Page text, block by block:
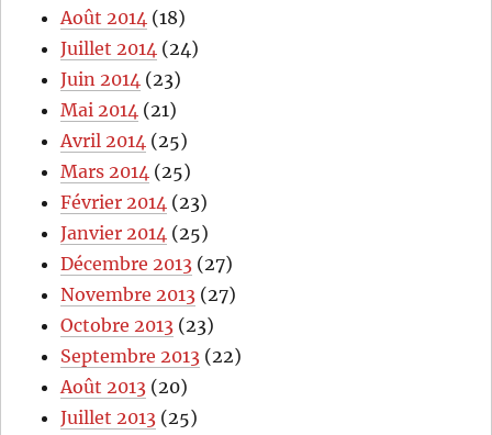
Août 2014 (18)
Juillet 2014 (24)
Juin 2014 (23)
Mai 2014 (21)
Avril 2014 (25)
Mars 2014 (25)
Février 2014 (23)
Janvier 2014 (25)
Décembre 2013 (27)
Novembre 2013 (27)
Octobre 2013 (23)
Septembre 2013 (22)
Août 2013 (20)
Juillet 2013 (25)